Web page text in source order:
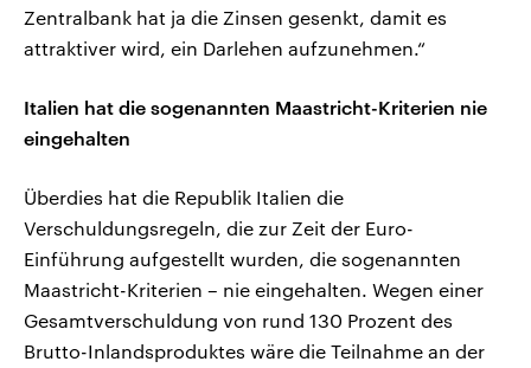
Zentralbank hat ja die Zinsen gesenkt, damit es
attraktiver wird, ein Darlehen aufzunehmen.“
Italien hat die sogenannten Maastricht-Kriterien nie
eingehalten
Überdies hat die Republik Italien die
Verschuldungsregeln, die zur Zeit der Euro-
Einführung aufgestellt wurden, die sogenannten
Maastricht-Kriterien – nie eingehalten. Wegen einer
Gesamtverschuldung von rund 130 Prozent des
Brutto-Inlandsproduktes wäre die Teilnahme an der